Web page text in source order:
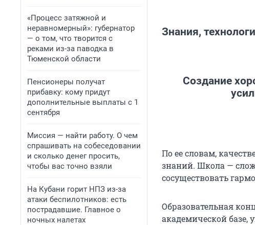
«Процесс затяжной и
неравномерный»: губернатор
— о том, что творится с
реками из-за паводка в
Тюменской области
Пенсионеры получат
прибавку: кому придут
дополнительные выплаты с 1
сентября
Миссия — найти работу. О чем
спрашивать на собеседовании
и сколько денег просить,
чтобы вас точно взяли
На Кубани горит НПЗ из-за
атаки беспилотников: есть
пострадавшие. Главное о
ночных налетах
Знания,
Создание
По ее словам,
знаний. Школа —
сосуществовать
Образовательная
академической базе,